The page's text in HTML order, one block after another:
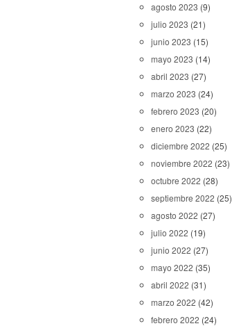
agosto 2023 (9)
julio 2023 (21)
junio 2023 (15)
mayo 2023 (14)
abril 2023 (27)
marzo 2023 (24)
febrero 2023 (20)
enero 2023 (22)
diciembre 2022 (25)
noviembre 2022 (23)
octubre 2022 (28)
septiembre 2022 (25)
agosto 2022 (27)
julio 2022 (19)
junio 2022 (27)
mayo 2022 (35)
abril 2022 (31)
marzo 2022 (42)
febrero 2022 (24)